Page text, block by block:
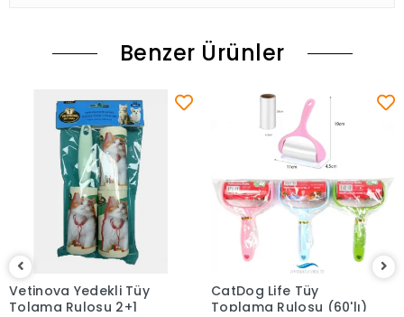
Benzer Ürünler
Vetinova Yedekli Tüy
Tolama Rulosu 2+1
CatDog Life Tüy
Toplama Rulosu (60'lı)